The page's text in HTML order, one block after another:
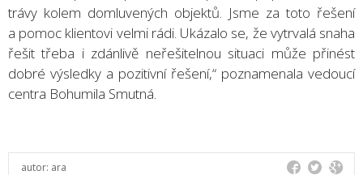
trávy kolem domluvených objektů. Jsme za toto řešení
a pomoc klientovi velmi rádi. Ukázalo se, že vytrvalá snaha
řešit třeba i zdánlivě neřešitelnou situaci může přinést
dobré výsledky a pozitivní řešení,“ poznamenala vedoucí
centra Bohumila Smutná.
autor: ara